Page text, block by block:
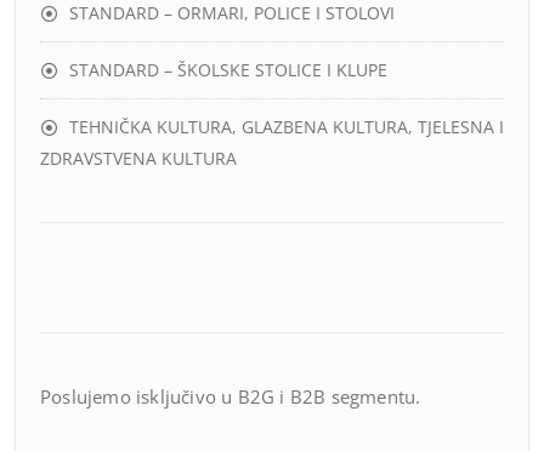
STANDARD – ORMARI, POLICE I STOLOVI
STANDARD – ŠKOLSKE STOLICE I KLUPE
TEHNIČKA KULTURA, GLAZBENA KULTURA, TJELESNA I
ZDRAVSTVENA KULTURA
Poslujemo isključivo u B2G i B2B segmentu.